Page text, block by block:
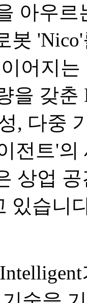
아우
봇
어지
을 갖춘
, 다중
전트'
상업
있습니